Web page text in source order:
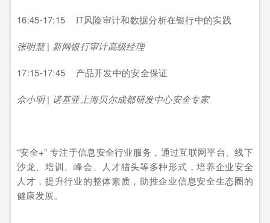
16:45-17:15 IT风险审计和数据分析在银行中的实践
张明慧 | 新网银行审计高级经理
17:15-17:45 产品开发中的安全保证
佘小明 | 诺基亚上海贝尔成都研发中心安全专家
“安全+” 专注于信息安全行业服务，通过互联网平台、线下
沙龙、培训、峰会、人才猎头等多种形式，培养企业安全
人才，提升行业的整体素质，助推企业信息安全生态圈的
健康发展。